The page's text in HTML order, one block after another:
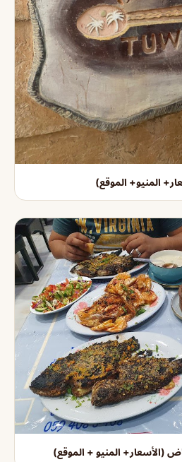
المنيو+ الموقع)
(الأسعار+ المنيو + الموقع)